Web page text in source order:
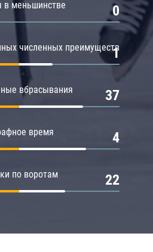
меньшинстве 0
численных преимуществ
1
вбрасывания 37
время 4
по воротам 22